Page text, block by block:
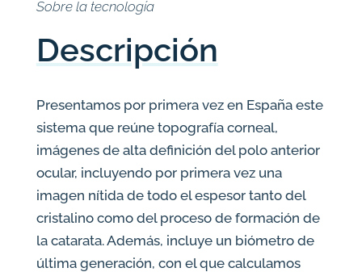
Sobre la tecnología
Descripción
Presentamos por primera vez en España este
sistema que reúne topografía corneal,
imágenes de alta definición del polo anterior
ocular, incluyendo por primera vez una
imagen nítida de todo el espesor tanto del
cristalino como del proceso de formación de
la catarata. Además, incluye un biómetro de
última generación, con el que calculamos